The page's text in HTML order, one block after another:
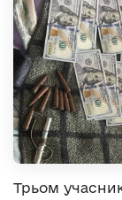
Трьом